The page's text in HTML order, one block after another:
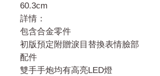
60.3cm
詳情：
包含合金零件
初版預定附贈淚目替換表情臉部
配件
雙手手炮均有高亮LED燈